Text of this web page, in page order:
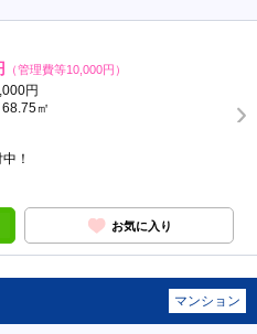
（管理費等10,000円）
円
㎡
！
お気に入り
マンション